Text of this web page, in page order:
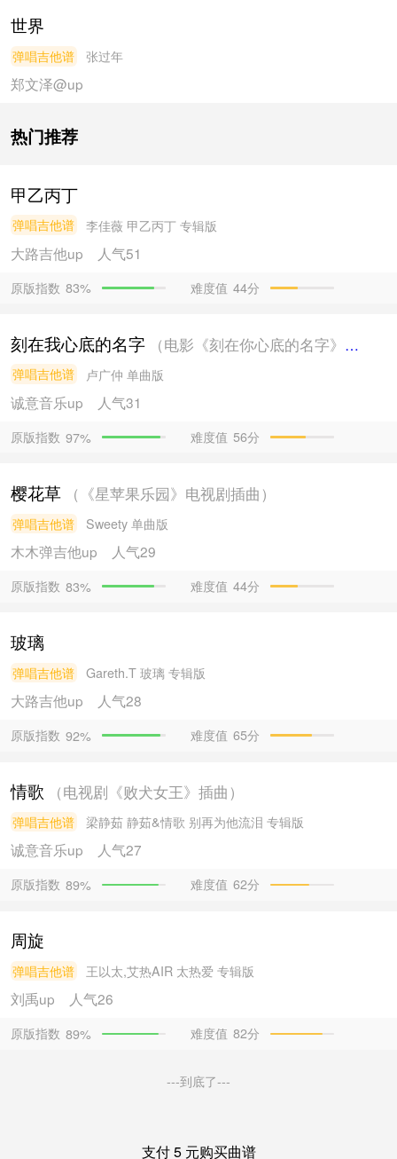
世界
弹唱吉他谱 张过年
郑文泽@up
热门推荐
甲乙丙丁
弹唱吉他谱 李佳薇 甲乙丙丁 专辑版
大路吉他up 人气51
原版指数 83% 难度值 44分
刻在我心底的名字 （电影《刻在你心底的名字》主题曲）
弹唱吉他谱 卢广仲 单曲版
诚意音乐up 人气31
原版指数 97% 难度值 56分
樱花草 （《星苹果乐园》电视剧插曲）
弹唱吉他谱 Sweety 单曲版
木木弹吉他up 人气29
原版指数 83% 难度值 44分
玻璃
弹唱吉他谱 Gareth.T 玻璃 专辑版
大路吉他up 人气28
原版指数 92% 难度值 65分
情歌 （电视剧《败犬女王》插曲）
弹唱吉他谱 梁静茹 静茹&情歌 别再为他流泪 专辑版
诚意音乐up 人气27
原版指数 89% 难度值 62分
周旋
弹唱吉他谱 王以太,艾热AIR 太热爱 专辑版
刘禹up 人气26
原版指数 89% 难度值 82分
---到底了---
支付 5 元购买曲谱